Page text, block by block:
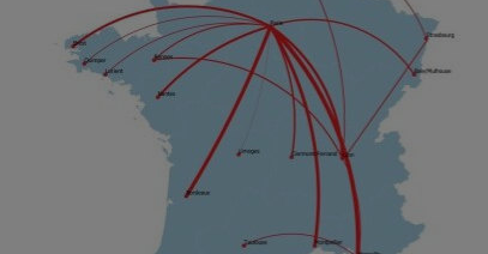
Climatiseur -
Ventilateur
Antivirus